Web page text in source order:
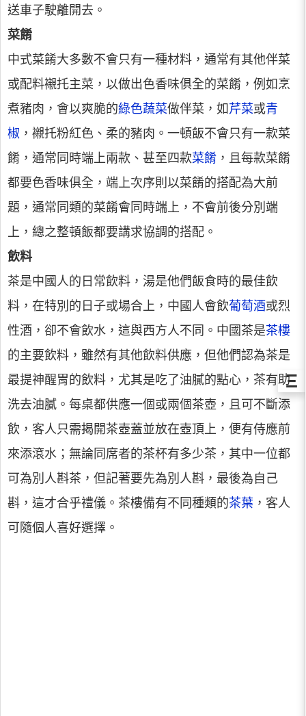
送車子駛離開去。
菜餚
中式菜餚大多數不會只有一種材料，通常有其他伴菜
或配料襯托主菜，以做出色香味俱全的菜餚，例如烹
煮豬肉，會以爽脆的綠色蔬菜做伴菜，如 芹菜或青
椒 ，襯托粉紅色、柔的豬肉。一頓飯不會只有一款菜
餚，通常同時端上兩款、甚至四款菜餚 ，且每款菜餚
都要色香味俱全，端上次序則以菜餚的搭配為大前
題，通常同類的菜餚會同時端上，不會前後分別端
上，總之整頓飯都要講求協調的搭配。
飲料
茶是中國人的日常飲料，湯是他們飯食時的最佳飲
料，在特別的日子或場合上，中國人會飲葡萄酒或烈
性酒，卻不會飲水，這與西方人不同。中國茶是茶樓
的主要飲料，雖然有其他飲料供應，但他們認為茶是
最提神醒胃的飲料，尤其是吃了油膩的點心，茶有助
洗去油膩。每桌都供應一個或兩個茶壺，且可不斷添
飲，客人只需揭開茶壺蓋並放在壺頂上，便有侍應前
來添滾水；無論同席者的茶杯有多少茶，其中一位都
可為別人斟茶，但記著要先為別人斟，最後為自己
斟，這才合乎禮儀。茶樓備有不同種類的茶葉 ，客人
可隨個人喜好選擇。
Ξ